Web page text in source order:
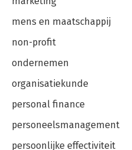
mens en maatschappij
non-profit
ondernemen
organisatiekunde
personal finance
personeelsmanagement
persoonlijke effectiviteit